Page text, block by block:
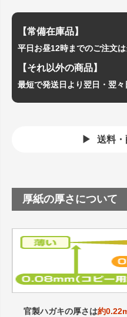
【常備在庫品】
平日お昼12時までのご注文
【それ以外の商品】
最短で発送日より翌日・翌々
送料
厚紙の厚さについて
官製ハガキの厚さは約